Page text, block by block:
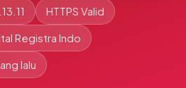
HTTPS Valid
Registra Indo
lalu